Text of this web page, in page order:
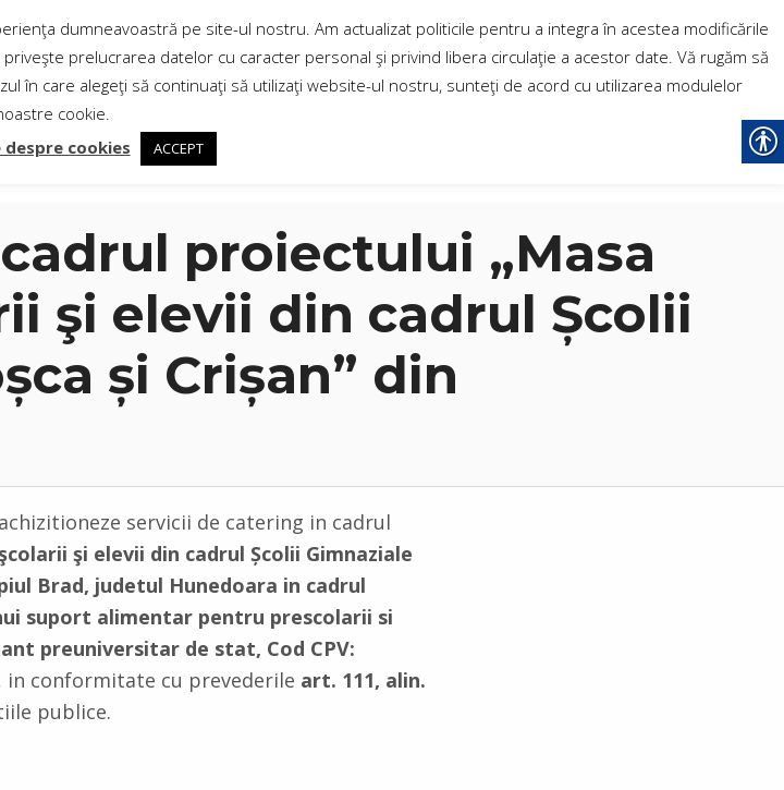
al Municipiului Brad
proiectului „Masa
şi elevii din cadrul Școlii
și Crișan” din
servicii de catering in cadrul
şi elevii din cadrul Școlii Gimnaziale
Brad, judetul Hunedoara in cadrul
suport alimentar pentru prescolarii si
preuniversitar de stat, Cod CPV:
conformitate cu prevederile art. 111, alin.
publice.
dumneavoastră pe site-ul nostru. Am actualizat politicile pentru a integra în acestea modificările
prelucrarea datelor cu caracter personal şi privind libera circulaţie a acestor date. Vă rugăm să
în care alegeţi să continuaţi să utilizaţi website-ul nostru, sunteţi de acord cu utilizarea modulelor
cookie.
cookies
ACCEPT